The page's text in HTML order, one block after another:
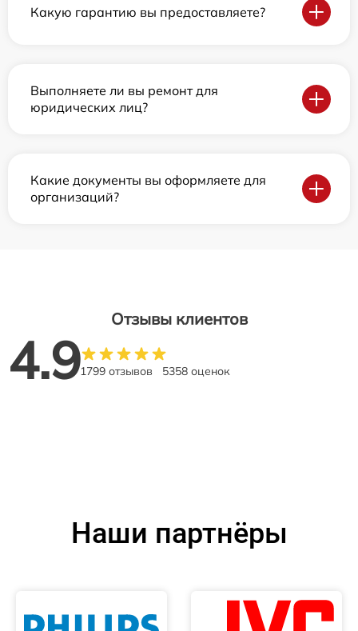
Какую гарантию вы предоставляете?
Выполняете ли вы ремонт для
юридических лиц?
Какие документы вы оформляете для
организаций?
Отзывы клиентов
4.91799 отзывов 5358 оценок
Наши партнёры